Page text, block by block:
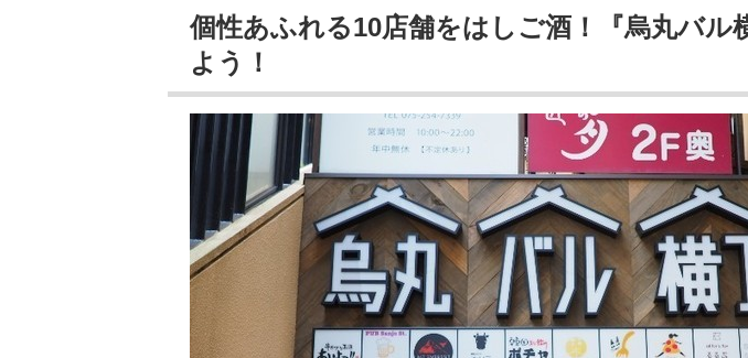
個性あふれる10店舗をはしご酒！『烏丸バル
よう！